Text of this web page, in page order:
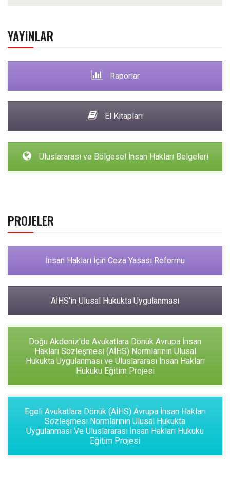
YAYINLAR
Raporlar
El Kitapları
Uluslararası ve Bölgesel İnsan Hakları Belgeleri
PROJELER
İnsan Hakları İçin Ceza Yasası Reformu
AİHS'in Ulusal Hukukta Uygulanması
Doğu Akdeniz'de Avukatlara Dönük Avrupa İnsan
Hakları Sözleşmesi (AİHS) Normlarının Ulusal
Hukukta Uygulanması ve Uluslararası İnsan Hakları
Hukuku Eğitim Projesi
Egeli Avukatlara Dönük (AİHS) Avrupa İnsan Hakları
Sözleşmesi Normlarının Ulusal Hukukta
Uygulanması Ve Uluslararası İnsan Hakları Hukuku
Eğitim Projesi